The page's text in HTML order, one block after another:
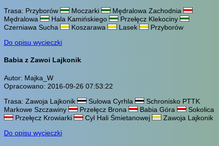
Trasa: Przyborów
Moczarki
Mędralowa Zachodnia
Mędralowa
Hala Kamińskiego
Przełęcz Klekociny
Czerniawa Sucha
Koszarawa Lasek
Przyborów
Do opisu wycieczki
Babia z Zawoi Lajkonik
Autor: Majka_W
Opracowano: 2016-09-26 07:53:22
Trasa: Zawoja Lajkonik
Sulowa Cyrhla
Schronisko PTTK
Markowe Szczawiny
Przełęcz Brona Babia Góra
Sokolica
Przełęcz Krowiarki
Cyl Hali Śmietanowej
Zawoja Lajkonik
Do opisu wycieczki